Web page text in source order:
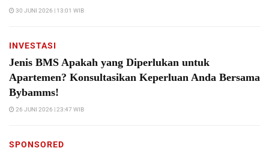
30 JUNI 2026 | 13:01 WIB
INVESTASI
Jenis BMS Apakah yang Diperlukan untuk
Apartemen? Konsultasikan Keperluan Anda Bersama
Bybamms!
26 JUNI 2026 | 23:47 WIB
SPONSORED